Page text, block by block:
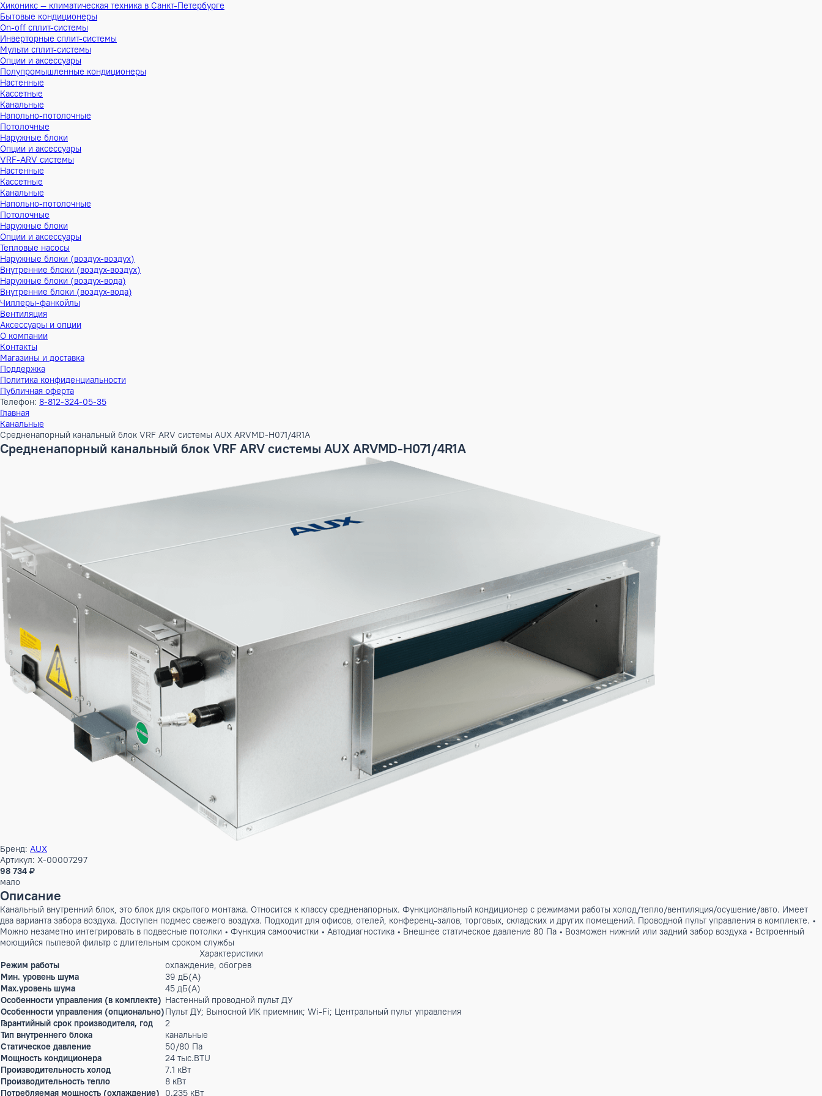
Хиконикс — климатическая техника в Санкт-Петербурге
Бытовые кондиционеры
On-off сплит-системы
Инверторные сплит-системы
Мульти сплит-системы
Опции и аксессуары
Полупромышленные кондиционеры
Настенные
Кассетные
Канальные
Напольно-потолочные
Потолочные
Наружные блоки
Опции и аксессуары
VRF-ARV системы
Настенные
Кассетные
Канальные
Напольно-потолочные
Потолочные
Наружные блоки
Опции и аксессуары
Тепловые насосы
Наружные блоки (воздух-воздух)
Внутренние блоки (воздух-воздух)
Наружные блоки (воздух-вода)
Внутренние блоки (воздух-вода)
Чиллеры-фанкойлы
Вентиляция
Аксессуары и опции
О компании
Контакты
Магазины и доставка
Поддержка
Политика конфиденциальности
Публичная оферта
Телефон:8-812-324-05-35
Главная
Средненапорный канальный блок VRF ARV системы AUX ARVMD-H071/4R1A
Средненапорный канальный блок VRF ARV системы AUX ARVMD-H071/4R1A
Бренд:AUX
98 734 ₽
мало
Описание
Канальный внутренний блок, это блок для скрытого монтажа. Относится к классу средненапорных. Функциональный кондиционер с режимами работы холод/тепло/вентиляция/
два варианта забора воздуха. Доступен подмес свежего воздуха. Подходит для офисов, отелей, конференц-залов, торговых, складских и других помещений. Проводной пульт
Можно незаметно интегрировать в подвесные потолки • Функция самоочистки • Автодиагностика • Внешнее статическое давление 80 Па • Возможен нижний или задний забор
моющийся пылевой фильтр с длительным сроком службы
Режим работы
охлаждение, обогрев
Мин. уровень шума
39 дБ(А)